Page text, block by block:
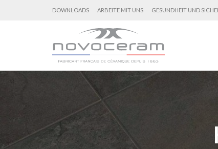
DOWNLOADS ARBEITE MIT UNS GESUNDHEIT UND